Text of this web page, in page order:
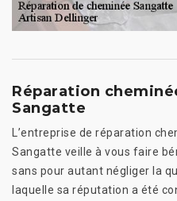
Réparation
Sangatte
L’entreprise de réparation
Sangatte veille à vous faire
sans pour autant négliger la
laquelle sa réputation a été